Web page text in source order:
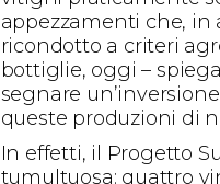
appezzamenti che, in
ricondotto a criteri
bottiglie, oggi –
segnare
queste produzioni di
In effetti, il Progetto
tumultuosa: quattro